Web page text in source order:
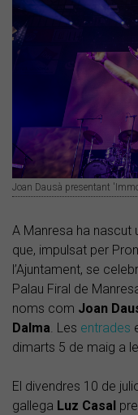
Joan Dausà presentant
A Manresa ha nascut
que, impulsat per
l’Ajuntament, se
Palau Firal de
noms com Joan
Dalma. Les entrades
dimarts 5 de maig a
El divendres 10 de
gallega Luz Casal